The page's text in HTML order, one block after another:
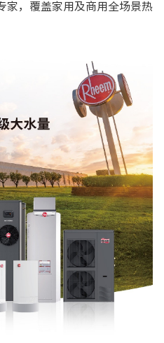
家，覆盖家用及商用全场景热